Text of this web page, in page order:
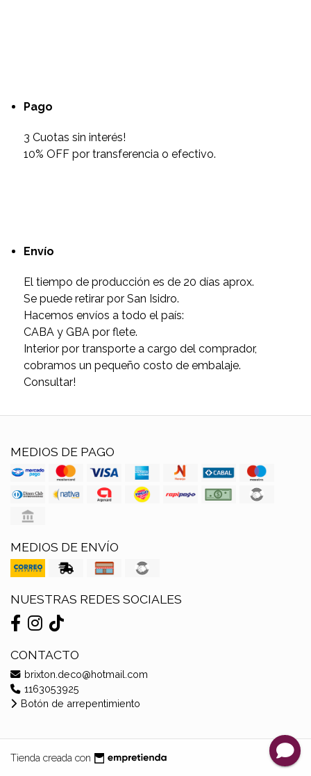
Pago
3 Cuotas sin interés!
10% OFF por transferencia o efectivo.
Envío
El tiempo de producción es de 20 días aprox.
Se puede retirar por San Isidro.
Hacemos envíos a todo el país:
CABA y GBA por flete.
Interior por transporte a cargo del comprador,
cobramos un pequeño costo de embalaje.
Consultar!
MEDIOS DE PAGO
MEDIOS DE ENVÍO
NUESTRAS REDES SOCIALES
CONTACTO
brixton.deco@hotmail.com
1163053925
Botón de arrepentimiento
Tienda creada con